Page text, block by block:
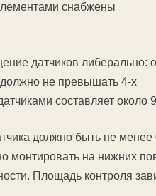
снабжены
датчиков либерально:
должно не превышать 4-х
составляет около
должно быть не
монтировать на нижних
Площадь контроля